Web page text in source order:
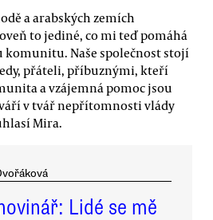
a arabských zemích
to jediné, co mi teď pomáhá
komunitu. Naše společnost stojí
přáteli, příbuznými, kteří
a vzájemná pomoc jsou
v tvář nepřítomnosti vlády
Mira.
Lidé se mě